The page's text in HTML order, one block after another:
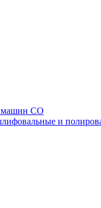
машин СО
и